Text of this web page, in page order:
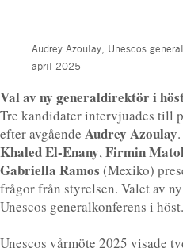
Audrey Azoulay, Unescos
april 2025
Val av ny generaldirektör i
Tre kandidater intervjuades till
efter avgående Audrey Azoulay
Khaled El-Enany,Firmin
Gabriella Ramos (Mexiko)
frågor från styrelsen. Valet av
Unescos generalkonferens i höst.
Unescos vårmöte 2025 visade